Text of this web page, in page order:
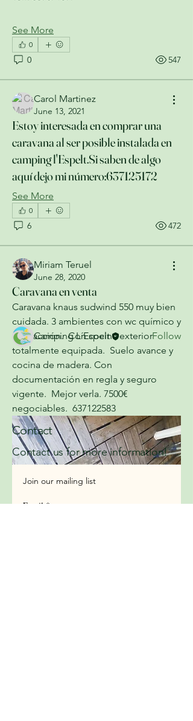
See More
0
0 547
Carol Martinez
June 13, 2021
Estoy interesada en comprar una
caravana al ser posible instalada en
camping l'Espelt.Si saben de algo
aquí dejo mi número:637125172
See More
0
6 472
Miriam Teruel
June 28, 2020
Caravana en venta
Caravana knaus sudwind 550 muy bien
cuidada. 3 ambientes con wc químico y
calefacción.  Con cocina exterior
totalmente equipada.  Suelo avance y
cocina de madera. Con
documentación en regla y seguro
vigente.  Mejor verla. 7500€
negociables.  637122583
caravanas, autocaravanas, campe
Read more
Members
Camping L´Espelt
Follow
See All Members (1)
Contact
Contact us for more information!
Join our mailing list
Email *